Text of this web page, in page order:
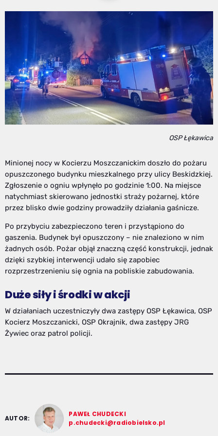
OSP Łękawica
Minionej nocy w Kocierzu Moszczanickim doszło do pożaru
opuszczonego budynku mieszkalnego przy ulicy Beskidzkiej.
Zgłoszenie o ogniu wpłynęło po godzinie 1:00. Na miejsce
natychmiast skierowano jednostki straży pożarnej, które
przez blisko dwie godziny prowadziły działania gaśnicze.
Po przybyciu zabezpieczono teren i przystąpiono do
gaszenia. Budynek był opuszczony – nie znaleziono w nim
żadnych osób. Pożar objął znaczną część konstrukcji, jednak
dzięki szybkiej interwencji udało się zapobiec
rozprzestrzenieniu się ognia na pobliskie zabudowania.
Duże siły i środki w akcji
W działaniach uczestniczyły dwa zastępy OSP Łękawica, OSP
Kocierz Moszczanicki, OSP Okrajnik, dwa zastępy JRG
Żywiec oraz patrol policji.
AUTOR:
PAWEŁ CHUDECKI
p.chudecki@radiobielsko.pl